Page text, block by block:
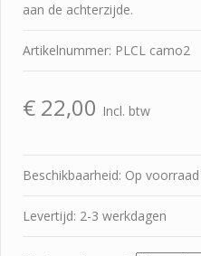
aan de achterzijde.
Artikelnummer: PLCL camo2
€ 22,00 Incl. btw
Beschikbaarheid: Op voorraad
Levertijd: 2-3 werkdagen